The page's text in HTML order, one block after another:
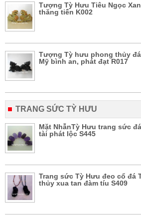
Tượng Tỳ Hưu Tiêu Ngọc
thăng tiến K002
Tượng Tỳ hưu phong thủy
Mỹ bình an, phát đạt R017
TRANG SỨC TỲ HƯU
Mặt NhẫnTỳ Hưu trang sức
tài phát lộc S445
Trang sức Tỳ Hưu đeo cổ đá
thủy xua tan đàm tíu S409